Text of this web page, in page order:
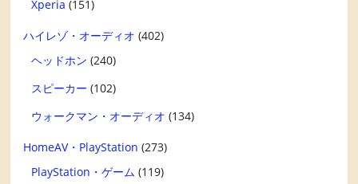
Xperia (151)
ハイレゾ・オーディオ (402)
ヘッドホン (240)
スピーカー (102)
ウォークマン・オーディオ (134)
HomeAV・PlayStation (273)
PlayStation・ゲーム (119)